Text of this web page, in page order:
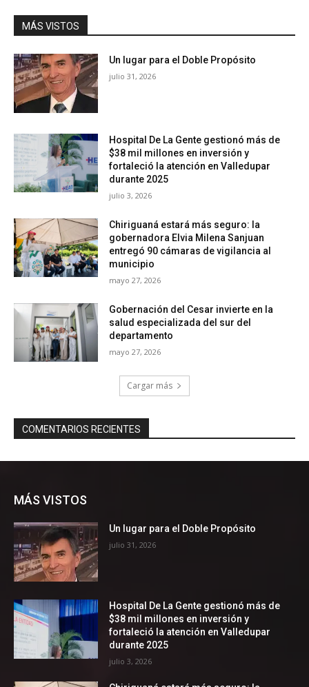
MÁS VISTOS
Un lugar para el Doble Propósito
julio 31, 2026
Hospital De La Gente gestionó más de
$38 mil millones en inversión y
fortaleció la atención en Valledupar
durante 2025
julio 3, 2026